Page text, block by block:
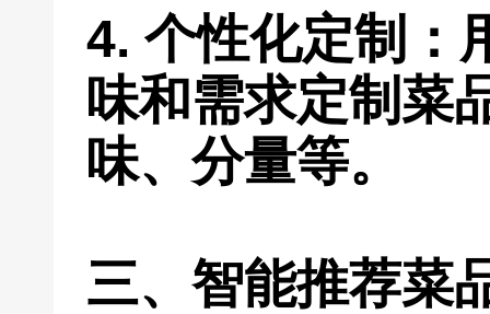
4. 个性化定制：
味和需求定制菜
味、分量等。
三、智能推荐菜